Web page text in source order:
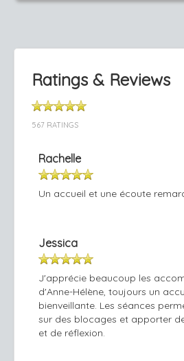
Ratings & Reviews
567 RATINGS
Rachelle
Un accueil et une écoute
Jessica
J'apprécie beaucoup les
d'Anne-Hélène, toujours un
bienveillante. Les séances
sur des blocages et apporter
et de réflexion.